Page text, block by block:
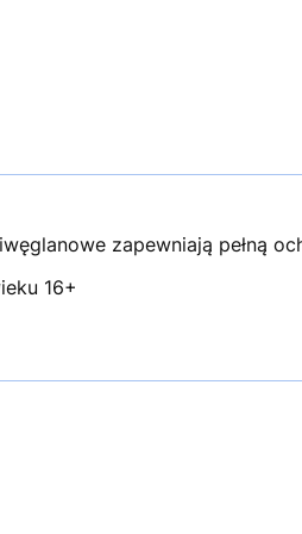
zapewniają pełną
16+